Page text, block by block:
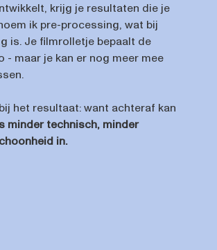
krijg je resultaten die je
ik pre-processing, wat bij
is. Je filmrolletje bepaalt de
maar je kan er nog meer mee
het resultaat: want achteraf kan
minder technisch, minder
in.